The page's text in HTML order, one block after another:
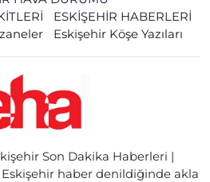
ESKİŞEHİR HABERLERİ
Eskişehir Köşe Yazıları
Son Dakika Haberleri |
Eskişehir haber denildiğinde akla